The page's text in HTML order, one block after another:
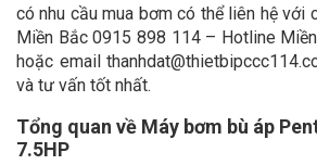
có nhu cầu mua bơm có thể liên hệ với
Miền Bắc 0915 898 114 – Hotline
hoặc email
và tư vấn tốt nhất.
Tổng quan về Máy bơm bù áp
7.5HP